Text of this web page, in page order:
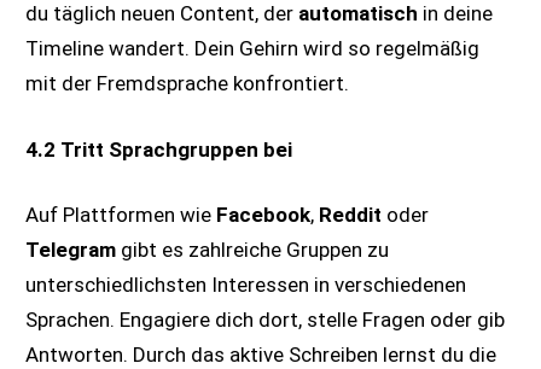
du täglich neuen Content, der automatisch in deine
Timeline wandert. Dein Gehirn wird so regelmäßig
mit der Fremdsprache konfrontiert.
4.2 Tritt Sprachgruppen bei
Auf Plattformen wie Facebook, Reddit oder
Telegram gibt es zahlreiche Gruppen zu
unterschiedlichsten Interessen in verschiedenen
Sprachen. Engagiere dich dort, stelle Fragen oder gib
Antworten. Durch das aktive Schreiben lernst du die